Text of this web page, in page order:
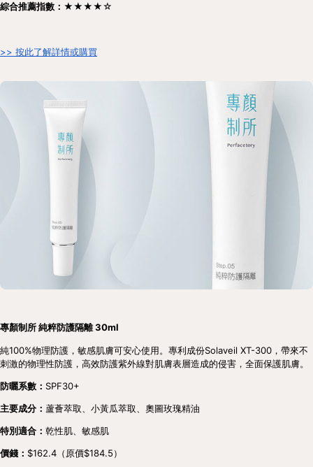
綜合推薦指數：★★★★☆
>> 按此了解詳情或購買
專顏制所 純粹防護隔離 30ml
純100%物理防護，敏感肌膚可安心使用。專利成份Solaveil XT-300，帶來不
刺激的物理性防護，高效防護紫外線對肌膚表層造成的侵害，全面保護肌膚。
防曬系數： SPF30+
主要成分： 蘆薈萃取、小黃瓜萃取、奧圖玫瑰精油
特別適合： 乾性肌、敏感肌
價錢： $162.4（原價$184.5）